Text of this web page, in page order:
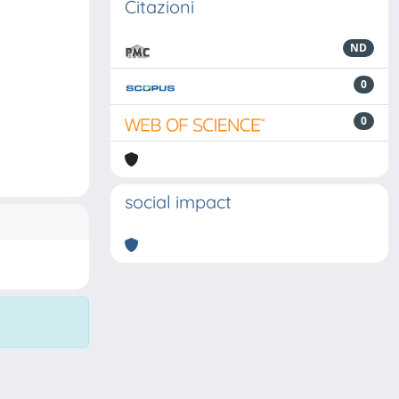
Citazioni
ND
0
0
social impact